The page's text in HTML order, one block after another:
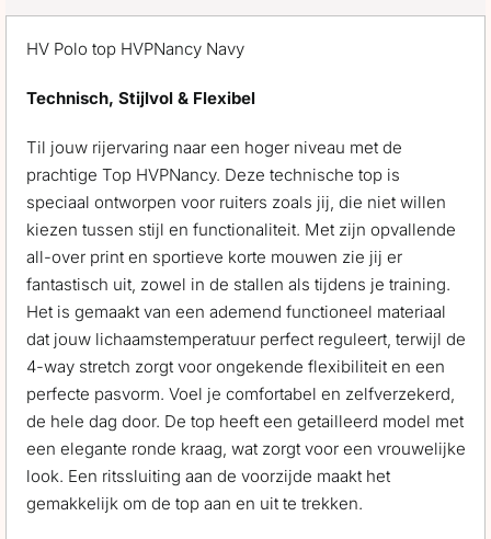
HV Polo top HVPNancy Navy
Technisch, Stijlvol & Flexibel
Til jouw rijervaring naar een hoger niveau met de
prachtige Top HVPNancy. Deze technische top is
speciaal ontworpen voor ruiters zoals jij, die niet willen
kiezen tussen stijl en functionaliteit. Met zijn opvallende
all-over print en sportieve korte mouwen zie jij er
fantastisch uit, zowel in de stallen als tijdens je training.
Het is gemaakt van een ademend functioneel materiaal
dat jouw lichaamstemperatuur perfect reguleert, terwijl de
4-way stretch zorgt voor ongekende flexibiliteit en een
perfecte pasvorm. Voel je comfortabel en zelfverzekerd,
de hele dag door. De top heeft een getailleerd model met
een elegante ronde kraag, wat zorgt voor een vrouwelijke
look. Een ritssluiting aan de voorzijde maakt het
gemakkelijk om de top aan en uit te trekken.